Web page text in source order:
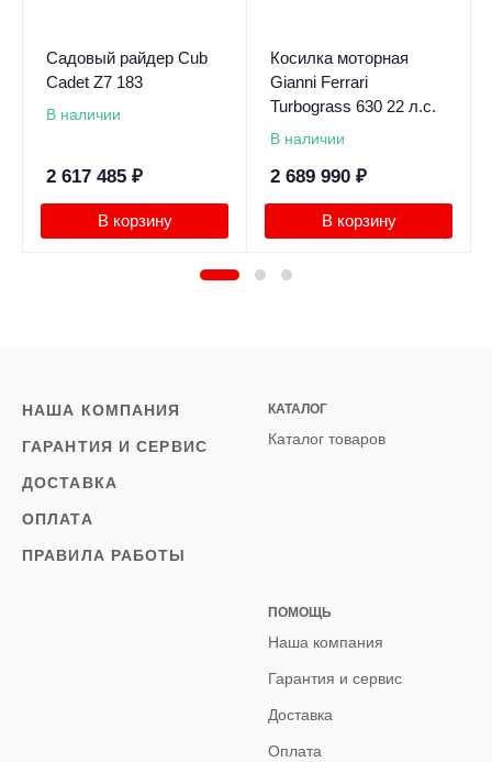
Садовый райдер Cub
Cadet Z7 183
В наличии
2 617 485 ₽
В корзину
Косилка моторная
Gianni Ferrari
Turbograss 630 22 л.с.
В наличии
2 689 990 ₽
В корзину
НАША КОМПАНИЯ
ГАРАНТИЯ И СЕРВИС
ДОСТАВКА
ОПЛАТА
ПРАВИЛА РАБОТЫ
КАТАЛОГ
Каталог товаров
ПОМОЩЬ
Наша компания
Гарантия и сервис
Доставка
Оплата